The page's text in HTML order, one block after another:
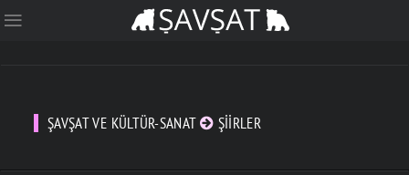
ŞAVŞAT VE KÜLTÜR-SANAT ŞIIRLER